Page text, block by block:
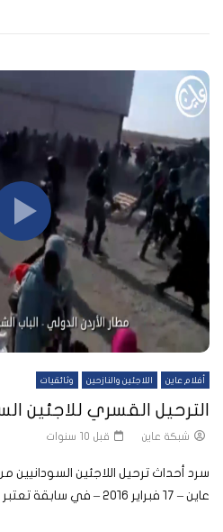
أفلام عاين اللاجئين والنازحين وثائقيات
الترحيل القسري للاجئين
شبكة عاين قبل 10 سنوات
سرد أحداث ترحيل اللاجئين السودانيين
عاين – ١٧ فبراير ٢٠١٦ – في سابقة تعتبر أكبر خرق ل...